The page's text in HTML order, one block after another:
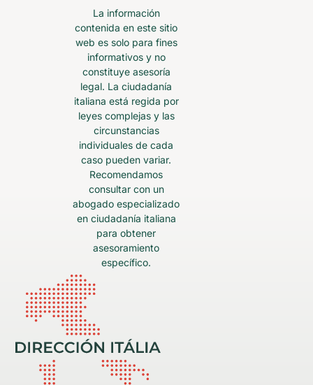
La información
contenida en este sitio
web es solo para fines
informativos y no
constituye asesoría
legal. La ciudadanía
italiana está regida por
leyes complejas y las
circunstancias
individuales de cada
caso pueden variar.
Recomendamos
consultar con un
abogado especializado
en ciudadanía italiana
para obtener
asesoramiento
específico.